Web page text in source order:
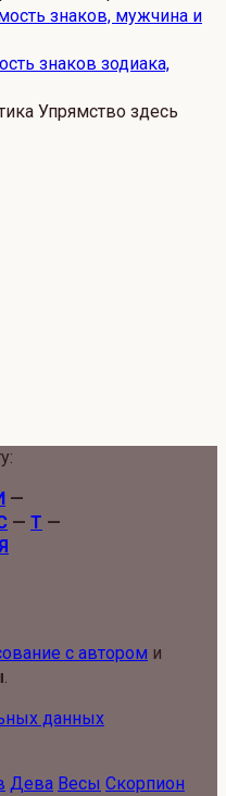
знаков зодиака,
Упрямство здесь
—
— Т —
с автором и
.
данных
Дева Весы Скорпион